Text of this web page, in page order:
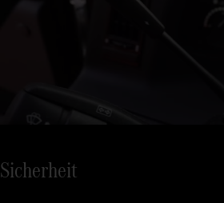
Bequem rein und raus im arbeitsreichen
niedrigen Höhe müssen du und deine
Sicherheit